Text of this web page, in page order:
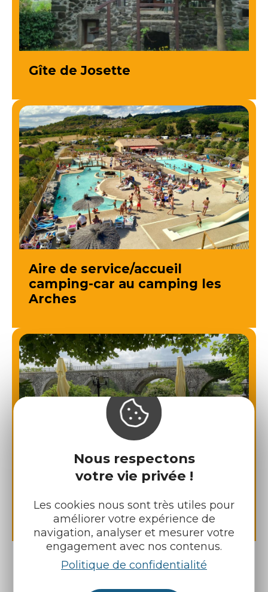
Nous respectons
votre vie privée !
Les cookies nous sont très utiles pour
améliorer votre expérience de
navigation, analyser et mesurer votre
engagement avec nos contenus.
Politique de confidentialité
Gîte de Josette
Aire de service/accueil
camping-car au camping les
Arches
Restaurant au camping Les
Arches